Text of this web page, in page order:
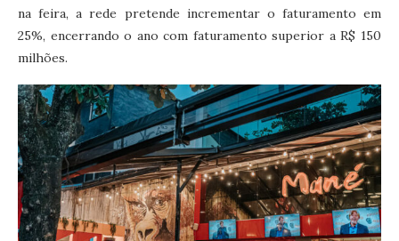
na feira, a rede pretende incrementar o faturamento em
25%, encerrando o ano com faturamento superior a R$ 150
milhões.